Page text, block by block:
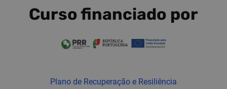
Curso financiado por
Plano de Recuperação e Resiliência